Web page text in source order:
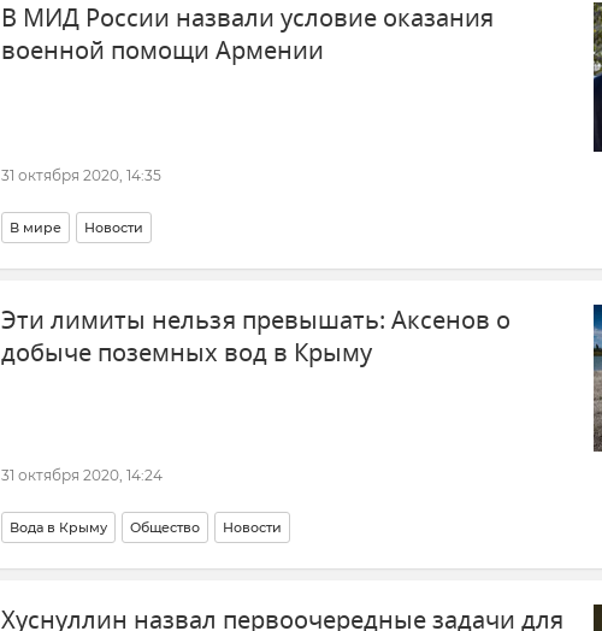
В МИД России назвали условие оказания
военной помощи Армении
31 октября 2020, 14:35
В мире Новости
Эти лимиты нельзя превышать: Аксенов о
добыче поземных вод в Крыму
31 октября 2020, 14:24
Вода в Крыму Общество Новости
Хуснуллин назвал первоочередные задачи для